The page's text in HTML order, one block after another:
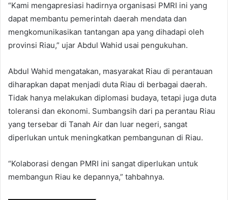
“Kami mengapresiasi hadirnya organisasi PMRI ini yang
dapat membantu pemerintah daerah mendata dan
mengkomunikasikan tantangan apa yang dihadapi oleh
provinsi Riau,” ujar Abdul Wahid usai pengukuhan.
Abdul Wahid mengatakan, masyarakat Riau di perantauan
diharapkan dapat menjadi duta Riau di berbagai daerah.
Tidak hanya melakukan diplomasi budaya, tetapi juga duta
toleransi dan ekonomi. Sumbangsih dari pa perantau Riau
yang tersebar di Tanah Air dan luar negeri, sangat
diperlukan untuk meningkatkan pembangunan di Riau.
“Kolaborasi dengan PMRI ini sangat diperlukan untuk
membangun Riau ke depannya,” tahbahnya.